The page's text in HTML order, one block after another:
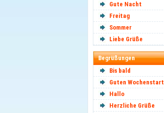
Gute Nacht
Freitag
Sommer
Liebe Grüße
Begrüßungen
Bis bald
Guten Wochenstart
Hallo
Herzliche Grüße